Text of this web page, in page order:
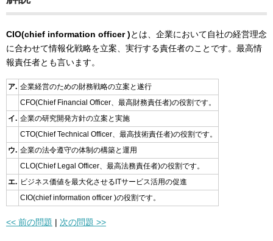
CIO(chief information officer )とは、企業において自社の経営理念
に合わせて情報化戦略を立案、実行する責任者のことです。最高情
報責任者とも言います。
ア. 企業経営のための財務戦略の立案と遂行
CFO(Chief Financial Officer、最高財務責任者)の役割です。
イ. 企業の研究開発方針の立案と実施
CTO(Chief Technical Officer、最高技術責任者)の役割です。
ウ. 企業の法令遵守の体制の構築と運用
CLO(Chief Legal Officer、最高法務責任者)の役割です。
エ. ビジネス価値を最大化させるITサービス活用の促進
CIO(chief information officer )の役割です。
<< 前の問題 | 次の問題 >>